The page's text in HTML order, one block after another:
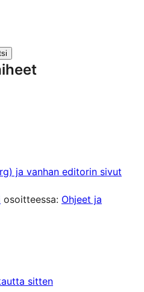
ja vanhan editorin sivut
osoitteessa: Ohjeet ja
sitten